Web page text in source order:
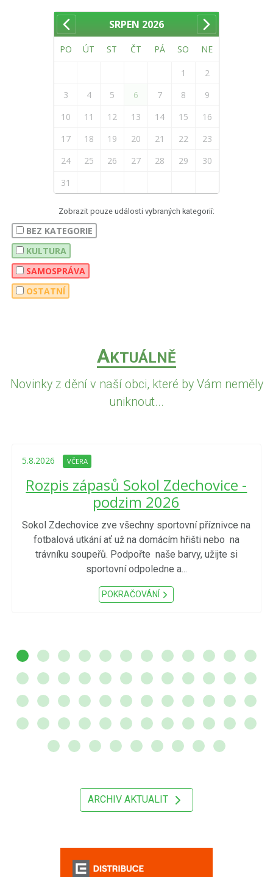
SRPEN 2026
PO ÚT ST ČT PÁ SO NE
1
2
3
4 5 6 7 8
9
10
11 12 13 14 15
16
17
18 19 20 21 22
23
24
25 26 27 28 29
30
31
Zobrazit pouze události vybraných kategorií:
BEZ KATEGORIE
KULTURA
SAMOSPRÁVA
OSTATNÍ
AKTUÁLNĚ
Novinky z dění v naší obci, které by Vám neměly
uniknout...
5.8.2026 VČERA
Rozpis zápasů Sokol Zdechovice -
podzim 2026
Sokol Zdechovice zve všechny sportovní příznivce na
fotbalová utkání ať už na domácím hřišti nebo na
trávníku soupeřů. Podpořte naše barvy, užijte si
sportovní odpoledne a...
POKRAČOVÁNÍ
ARCHIV AKTUALIT